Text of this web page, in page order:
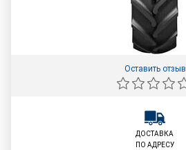
Оставить отзыв
ДОСТАВКА
ПО АДРЕСУ